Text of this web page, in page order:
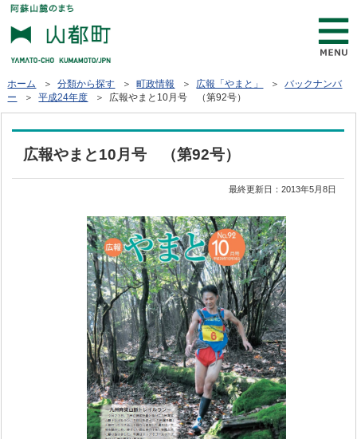
ホーム ＞分類から探す ＞町政情報 ＞ 広報「やまと」 ＞バックナンバ
ー
＞平成24年度 ＞ 広報やまと10月号 （第92号）
広報やまと10月号 （第92号）
最終更新日：2013年5月8日